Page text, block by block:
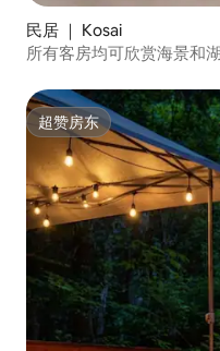
民居 ｜ Kosai
所有客房均可欣赏海景和
超赞房东
超赞房东